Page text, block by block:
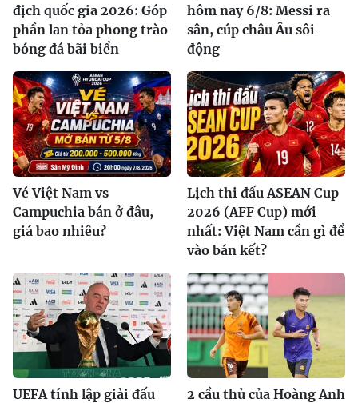
địch quốc gia 2026: Góp
phần lan tỏa phong trào
bóng đá bãi biển
hôm nay 6/8: Messi ra
sân, cúp châu Âu sôi
động
Vé Việt Nam vs
Campuchia bán ở đâu,
giá bao nhiêu?
Lịch thi đấu ASEAN Cup
2026 (AFF Cup) mới
nhất: Việt Nam cần gì để
vào bán kết?
UEFA tính lập giải đấu
2 cầu thủ của Hoàng Anh